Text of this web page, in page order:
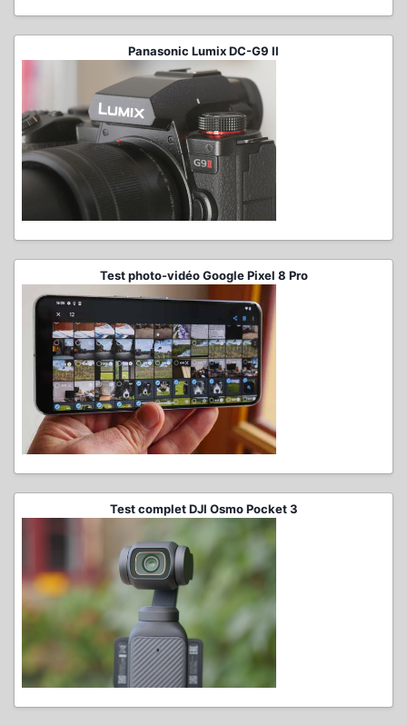
Panasonic Lumix DC-G9 II
Test photo-vidéo Google Pixel 8 Pro
Test complet DJI Osmo Pocket 3